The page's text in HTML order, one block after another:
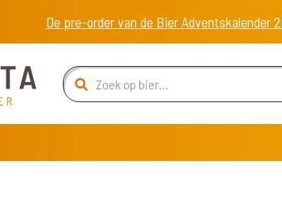
De pre-order van de Bier